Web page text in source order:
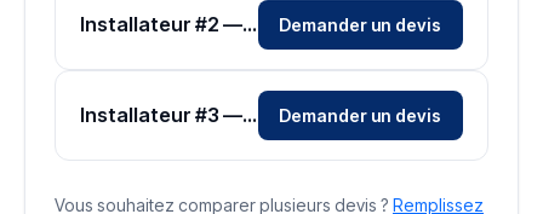
Installateur #2 — Zone Loire-Atlantique Demander un devis
Installateur #3 — Zone Loire-Atlantique Demander un devis
Vous souhaitez comparer plusieurs devis ? Remplissez